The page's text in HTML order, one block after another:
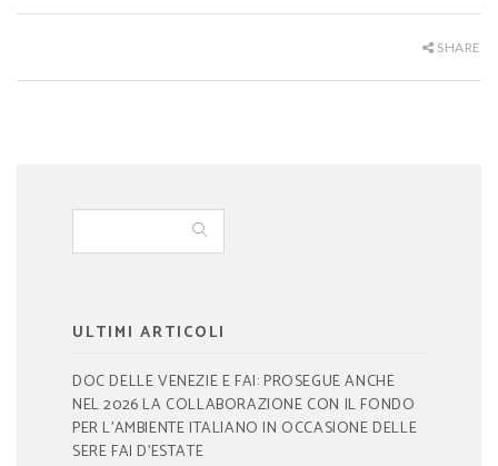
SHARE
ULTIMI ARTICOLI
DOC DELLE VENEZIE E FAI: PROSEGUE ANCHE
NEL 2026 LA COLLABORAZIONE CON IL FONDO
PER L’AMBIENTE ITALIANO IN OCCASIONE DELLE
SERE FAI D’ESTATE